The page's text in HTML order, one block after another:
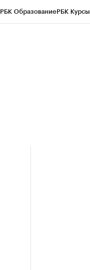
РБК ОбразованиеРБК Курсы